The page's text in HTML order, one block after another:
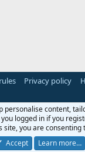
Privacy policy
personalise content,
logged in if you
site, you are consenting
Accept
Learn more…